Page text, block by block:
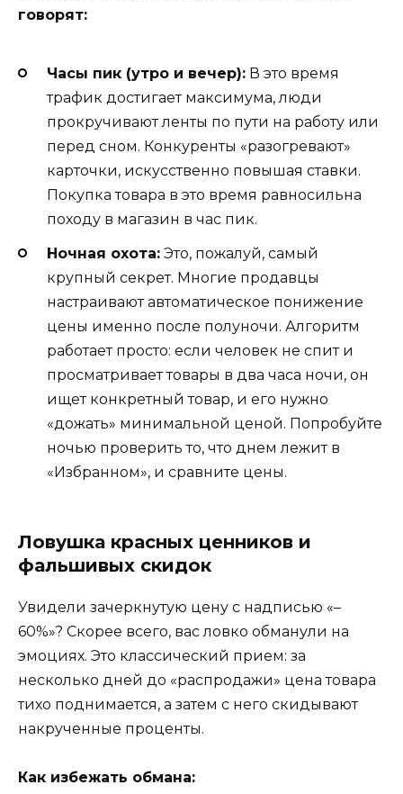
говорят:
Часы пик (утро и вечер): В это время
трафик достигает максимума, люди
прокручивают ленты по пути на работу или
перед сном. Конкуренты «разогревают»
карточки, искусственно повышая ставки.
Покупка товара в это время равносильна
походу в магазин в час пик.
Ночная охота: Это, пожалуй, самый
крупный секрет. Многие продавцы
настраивают автоматическое понижение
цены именно после полуночи. Алгоритм
работает просто: если человек не спит и
просматривает товары в два часа ночи, он
ищет конкретный товар, и его нужно
«дожать» минимальной ценой. Попробуйте
ночью проверить то, что днем лежит в
«Избранном», и сравните цены.
Ловушка красных ценников и
фальшивых скидок
Увидели зачеркнутую цену с надписью «–
60%»? Скорее всего, вас ловко обманули на
эмоциях. Это классический прием: за
несколько дней до «распродажи» цена товара
тихо поднимается, а затем с него скидывают
накрученные проценты.
Как избежать обмана: